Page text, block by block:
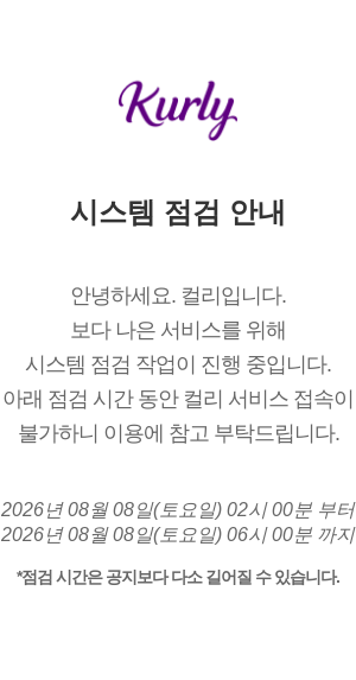
시스템 점검 안내
안녕하세요. 컬리입니다.
보다 나은 서비스를 위해
시스템 점검 작업이 진행 중입니다.
아래 점검 시간 동안 컬리 서비스 접속이
불가하니 이용에 참고 부탁드립니다.
2026년 08월 08일(토요일) 02시 00분 부터
2026년 08월 08일(토요일) 06시 00분 까지
*점검 시간은 공지보다 다소 길어질 수 있습니다.